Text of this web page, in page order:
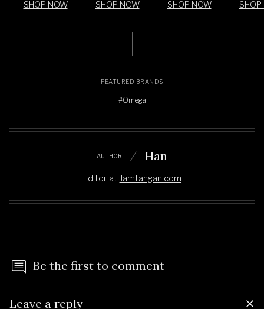
SO33M100
SHOP NOW
SO33M101
SHOP NOW
SO33C100
SHOP NOW SHOP
FEATURED BRANDS
#Omega
AUTHOR Han
Editor at Jamtangan.com
Be the first to comment
Leave a reply